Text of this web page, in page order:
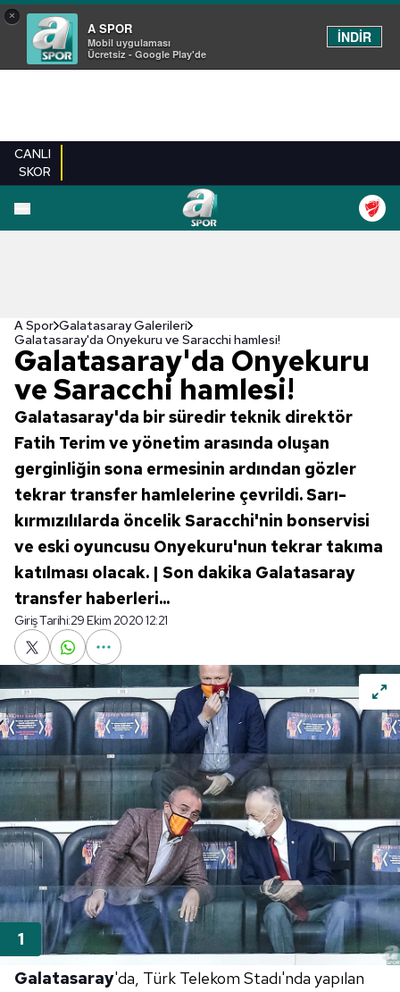
×
A SPOR
Mobil uygulaması
Ücretsiz - Google Play'de
İNDİR
CANLI
SKOR
EN YENILER
A Spor Galatasaray Galerileri
Galatasaray'da Onyekuru ve Saracchi hamlesi!
Galatasaray'da Onyekuru
ve Saracchi hamlesi!
Galatasaray'da bir süredir teknik direktör
Fatih Terim ve yönetim arasında oluşan
gerginliğin sona ermesinin ardından gözler
tekrar transfer hamlelerine çevrildi. Sarı-
kırmızılılarda öncelik Saracchi'nin bonservisi
ve eski oyuncusu Onyekuru'nun tekrar takıma
katılması olacak. | Son dakika Galatasaray
transfer haberleri...
Giriş Tarihi:29 Ekim 2020 12:21
Galatasaray'da, Türk Telekom Stadı'nda yapılan